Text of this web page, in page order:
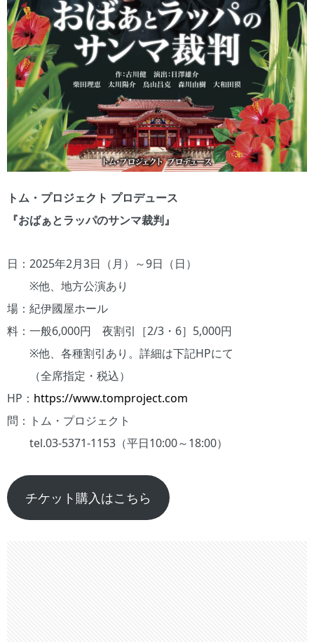
トム・プロジェクト プロデュース
『おばぁとラッパのサンマ裁判』
日：2025年2月3日（月）～9日（日）
※他、地方公演あり
場：紀伊國屋ホール
料：一般6,000円 夜割引［2/3・6］5,000円
※他、各種割引あり。詳細は下記HPにて
（全席指定・税込）
HP： https://www.tomproject.com
問：トム・プロジェクト
tel.03-5371-1153（平日10:00～18:00）
チケット購入はこちら